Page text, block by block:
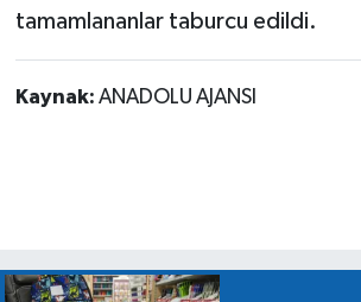
tamamlananlar taburcu edildi.
Kaynak: ANADOLU AJANSI